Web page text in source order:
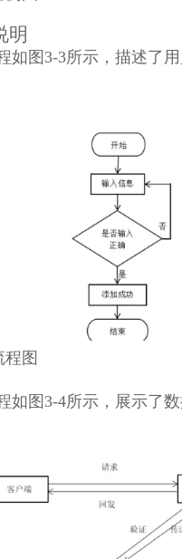
明
如图3-3所示，描述了
程图
如图3-4所示，展示了